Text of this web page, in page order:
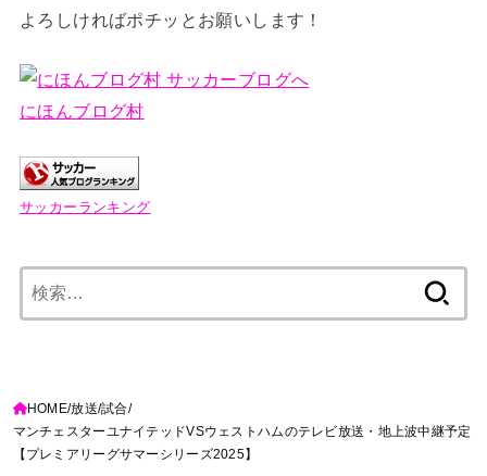
よろしければポチッとお願いします！
にほんブログ村
サッカーランキング
索:
HOME 放送 試合
マンチェスターユナイテッドVSウェストハムのテレビ放送・地上波中継予定
【プレミアリーグサマーシリーズ2025】